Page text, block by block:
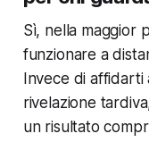
Sì, nella maggior
funzionare a
Invece di affidarti
rivelazione
un risultato